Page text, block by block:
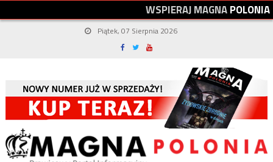
WSPIERAJMAGNAPOLONIA
Piątek, 07 Sierpnia 2026